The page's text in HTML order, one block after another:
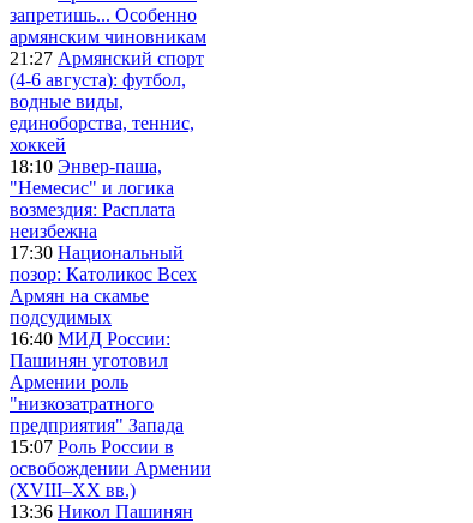
запретишь... Особенно
армянским чиновникам
21:27 Армянский спорт
(4-6 августа): футбол,
водные виды,
единоборства, теннис,
хоккей
18:10 Энвер-паша,
"Немесис" и логика
возмездия: Расплата
неизбежна
17:30 Национальный
позор: Католикос Всех
Армян на скамье
подсудимых
16:40 МИД России:
Пашинян уготовил
Армении роль
"низкозатратного
предприятия" Запада
15:07 Роль России в
освобождении Армении
(XVIII–XX вв.)
13:36 Никол Пашинян